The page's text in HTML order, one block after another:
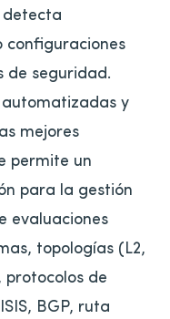
detecta
configuraciones
de seguridad.
y
mejores
permite un
para la gestión
evaluaciones
topologías (L2,
protocolos de
BGP, ruta